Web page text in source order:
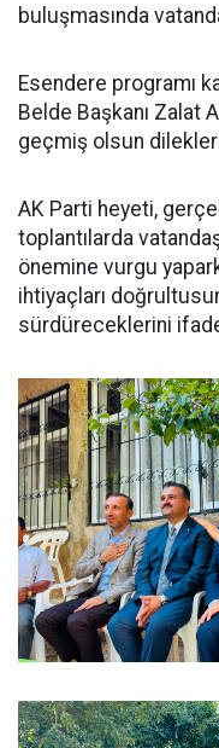
buluşmasında
Esendere programı
Belde Başkanı Zalat
geçmiş olsun
AK Parti heyeti,
toplantılarda
önemine vurgu
ihtiyaçları
sürdüreceklerini